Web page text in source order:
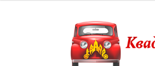
Перейти
к
навигации
Перейти
к
содержимому